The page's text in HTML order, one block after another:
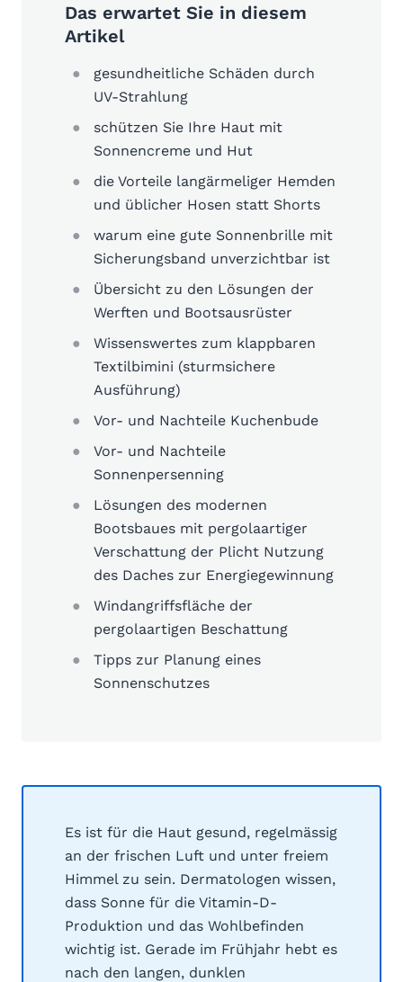
Das erwartet Sie in diesem
Artikel
gesundheitliche Schäden durch
UV-Strahlung
schützen Sie Ihre Haut mit
Sonnencreme und Hut
die Vorteile langärmeliger Hemden
und üblicher Hosen statt Shorts
warum eine gute Sonnenbrille mit
Sicherungsband unverzichtbar ist
Übersicht zu den Lösungen der
Werften und Bootsausrüster
Wissenswertes zum klappbaren
Textilbimini (sturmsichere
Ausführung)
Vor- und Nachteile Kuchenbude
Vor- und Nachteile
Sonnenpersenning
Lösungen des modernen
Bootsbaues mit pergolaartiger
Verschattung der Plicht Nutzung
des Daches zur Energiegewinnung
Windangriffsfläche der
pergolaartigen Beschattung
Tipps zur Planung eines
Sonnenschutzes
Es ist für die Haut gesund, regelmässig
an der frischen Luft und unter freiem
Himmel zu sein. Dermatologen wissen,
dass Sonne für die Vitamin-D-
Produktion und das Wohlbefinden
wichtig ist. Gerade im Frühjahr hebt es
nach den langen, dunklen